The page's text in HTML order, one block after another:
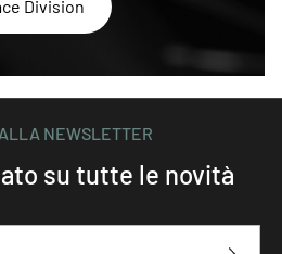
Division
NEWSLETTER
su tutte le novità